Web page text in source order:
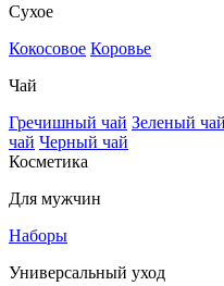
Сухое
Кокосовое Коровье
Чай
Гречишный чай Зеленый чай
чай Черный чай
Косметика
Для мужчин
Наборы
Универсальный уход